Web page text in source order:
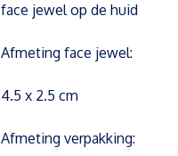
face jewel op de huid
Afmeting face jewel:
4.5 x 2.5 cm
Afmeting verpakking: